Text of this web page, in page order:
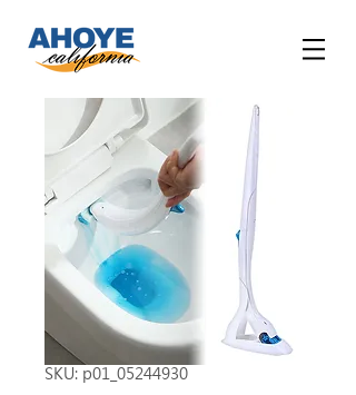
SKU: p01_05244930